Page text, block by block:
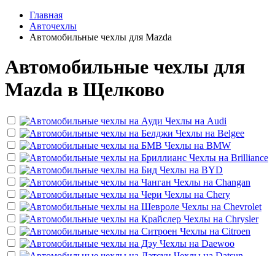
Главная
Авточехлы
Автомобильные чехлы для Mazda
Автомобильные чехлы для
Mazda в Щелково
Чехлы на Audi
Чехлы на Belgee
Чехлы на BMW
Чехлы на Brilliance
Чехлы на BYD
Чехлы на Changan
Чехлы на Chery
Чехлы на Chevrolet
Чехлы на Chrysler
Чехлы на Citroen
Чехлы на Daewoo